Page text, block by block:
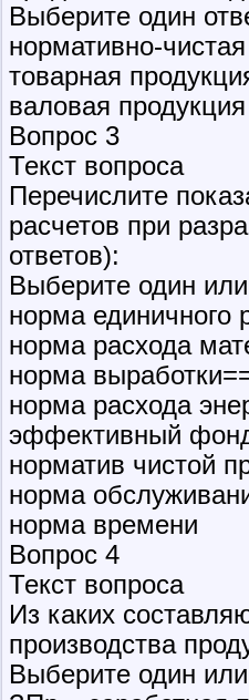
Выберите один
нормативно-
товарная
валовая
Вопрос 3
Текст вопроса
Перечислите
расчетов при
ответов):
Выберите один
норма единичного
норма расхода
норма
норма расхода
эффективный
норматив чистой
норма
норма времени
Вопрос 4
Текст вопроса
Из каких
производства
Выберите один